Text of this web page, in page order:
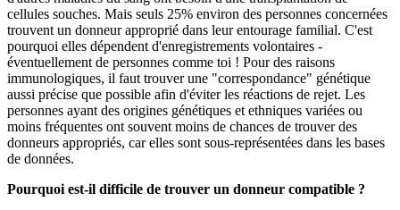
cellules souches. Mais seuls 25% environ des personnes concernées
trouvent un donneur approprié dans leur entourage familial. C'est
pourquoi elles dépendent d'enregistrements volontaires -
éventuellement de personnes comme toi ! Pour des raisons
immunologiques, il faut trouver une "correspondance" génétique
aussi précise que possible afin d'éviter les réactions de rejet. Les
personnes ayant des origines génétiques et ethniques variées ou
moins fréquentes ont souvent moins de chances de trouver des
donneurs appropriés, car elles sont sous-représentées dans les bases
de données.
Pourquoi est-il difficile de trouver un donneur compatible ?